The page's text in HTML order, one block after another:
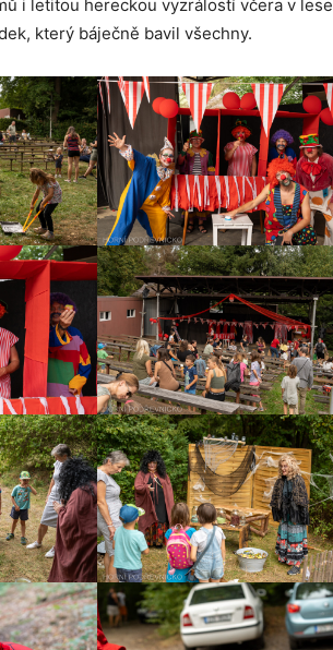
i letitou hereckou vyzrálostí včera v lese
který báječně bavil všechny.